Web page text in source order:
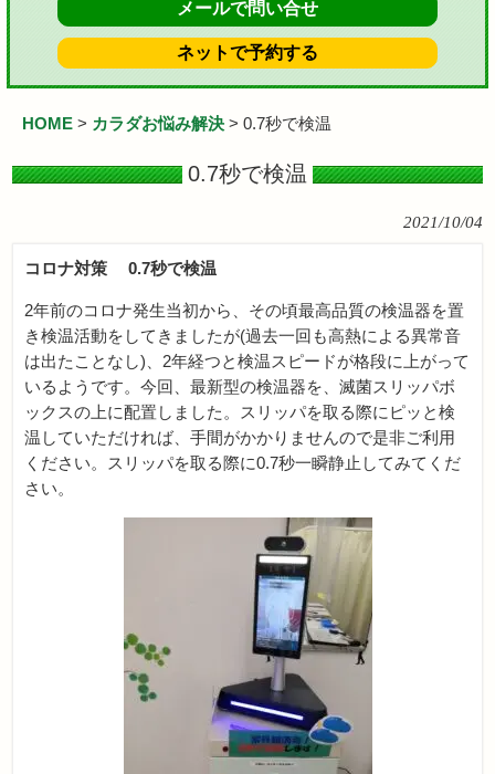
メールで問い合せ
ネットで予約する
HOME > カラダお悩み解決 > 0.7秒で検温
0.7秒で検温
2021/10/04
コロナ対策 0.7秒で検温
2年前のコロナ発生当初から、その頃最高品質の検温器を置
き検温活動をしてきましたが(過去一回も高熱による異常音
は出たことなし)、2年経つと検温スピードが格段に上がって
いるようです。今回、最新型の検温器を、滅菌スリッパボ
ックスの上に配置しました。スリッパを取る際にピッと検
温していただければ、手間がかかりませんので是非ご利用
ください。スリッパを取る際に0.7秒一瞬静止してみてくだ
さい。